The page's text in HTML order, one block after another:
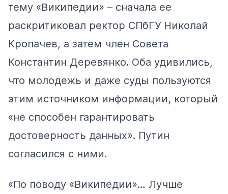
тему «Википедии» – сначала ее
раскритиковал ректор СПбГУ Николай
Кропачев, а затем член Совета
Константин Деревянко. Оба удивились,
что молодежь и даже суды пользуются
этим источником информации, который
«не способен гарантировать
достоверность данных». Путин
согласился с ними.
«По поводу «Википедии»… Лучше